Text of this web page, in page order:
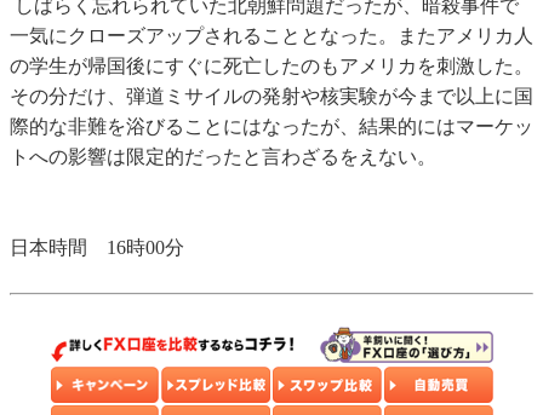
しばらく忘れられていた北朝鮮問題だったが、暗殺事件で
一気にクローズアップされることとなった。またアメリカ人
の学生が帰国後にすぐに死亡したのもアメリカを刺激した。
その分だけ、弾道ミサイルの発射や核実験が今まで以上に国
際的な非難を浴びることにはなったが、結果的にはマーケッ
トへの影響は限定的だったと言わざるをえない。
日本時間 16時00分